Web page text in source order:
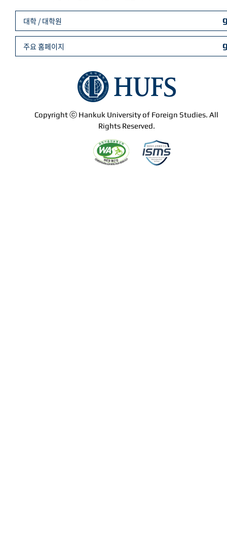
Copyright ⓒ Hankuk University of Foreign Studies. All
Rights Reserved.
대학 / 대학원
주요 홈페이지